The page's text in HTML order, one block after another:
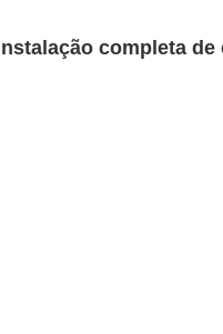
completa de